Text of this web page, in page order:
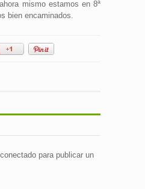
mismo estamos en 8ª
bien encaminados.
conectado para publicar un